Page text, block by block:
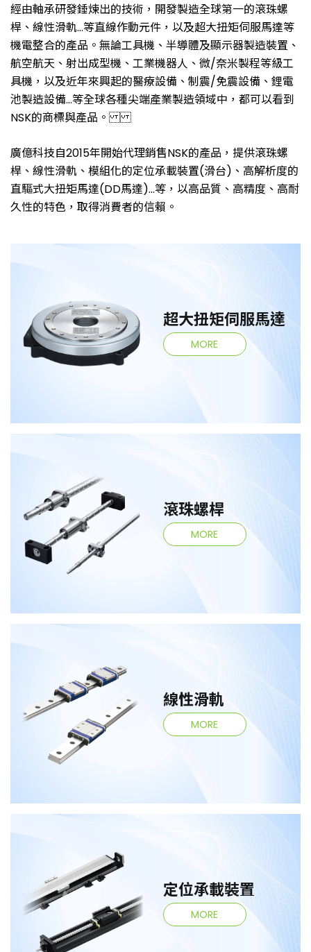
經由軸承研發錘煉出的技術，開發製造全球第一的滾珠螺
桿、線性滑軌...等直線作動元件，以及超大扭矩伺服馬達等
機電整合的產品。無論工具機、半導體及顯示器製造裝置、
航空航天、射出成型機、工業機器人、微/奈米製程等級工
具機，以及近年來興起的醫療設備、制震/免震設備、鋰電
池製造設備...等全球各種尖端產業製造領域中，都可以看到
NSK的商標與產品。
廣億科技自2015年開始代理銷售NSK的產品，提供滾珠螺
桿、線性滑軌、模組化的定位承載裝置(滑台)、高解析度的
直驅式大扭矩馬達(DD馬達)...等，以高品質、高精度、高耐
久性的特色，取得消費者的信賴。
超大扭矩伺服馬達
MORE
滾珠螺桿
MORE
線性滑軌
MORE
定位承載裝置
MORE